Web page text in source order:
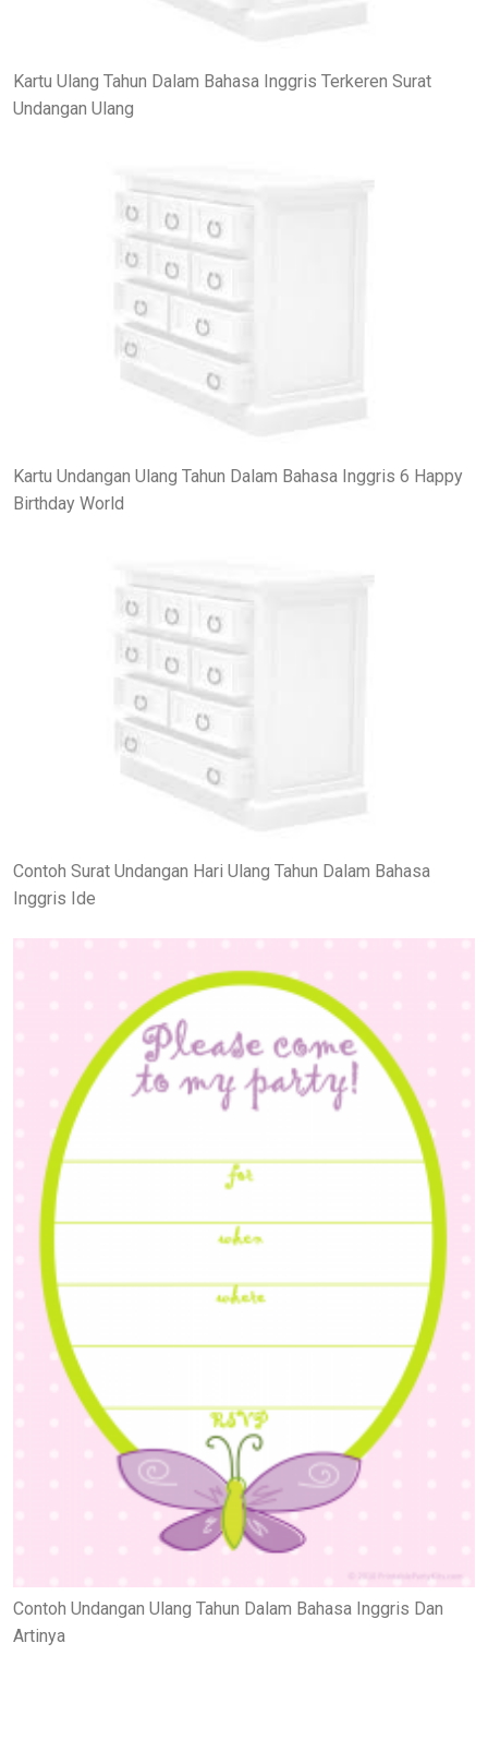
Kartu Ulang Tahun Dalam Bahasa Inggris Terkeren Surat
Undangan Ulang
Kartu Undangan Ulang Tahun Dalam Bahasa Inggris 6 Happy
Birthday World
Contoh Surat Undangan Hari Ulang Tahun Dalam Bahasa
Inggris Ide
Contoh Undangan Ulang Tahun Dalam Bahasa Inggris Dan
Artinya